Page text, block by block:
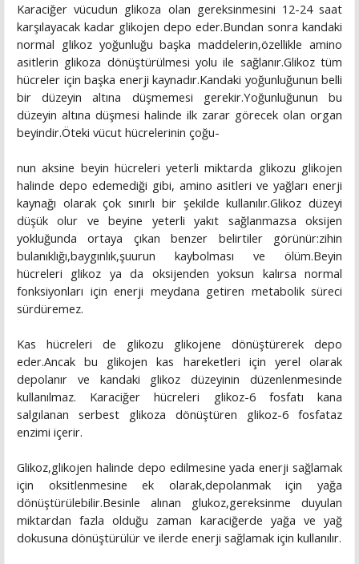
Karaciğer vücudun glikoza olan gereksinmesini 12-24 saat
karşılayacak kadar glikojen depo eder.Bundan sonra kandaki
normal glikoz yoğunluğu başka maddelerin,özellikle amino
asitlerin glikoza dönüştürülmesi yolu ile sağlanır.Glikoz tüm
hücreler için başka enerji kaynadır.Kandaki yoğunluğunun belli
bir düzeyin altına düşmemesi gerekir.Yoğunluğunun bu
düzeyin altına düşmesi halinde ilk zarar görecek olan organ
beyindir.Öteki vücut hücrelerinin çoğu-
nun aksine beyin hücreleri yeterli miktarda glikozu glikojen
halinde depo edemediği gibi, amino asitleri ve yağları enerji
kaynağı olarak çok sınırlı bir şekilde kullanılır.Glikoz düzeyi
düşük olur ve beyine yeterli yakıt sağlanmazsa oksijen
yokluğunda ortaya çıkan benzer belirtiler görünür:zihin
bulanıklığı,baygınlık,şuurun kaybolması ve ölüm.Beyin
hücreleri glikoz ya da oksijenden yoksun kalırsa normal
fonksiyonları için enerji meydana getiren metabolik süreci
sürdüremez.
Kas hücreleri de glikozu glikojene dönüştürerek depo
eder.Ancak bu glikojen kas hareketleri için yerel olarak
depolanır ve kandaki glikoz düzeyinin düzenlenmesinde
kullanılmaz. Karaciğer hücreleri glikoz-6 fosfatı kana
salgılanan serbest glikoza dönüştüren glikoz-6 fosfataz
enzimi içerir.
Glikoz,glikojen halinde depo edilmesine yada enerji sağlamak
için oksitlenmesine ek olarak,depolanmak için yağa
dönüştürülebilir.Besinle alınan glukoz,gereksinme duyulan
miktardan fazla olduğu zaman karaciğerde yağa ve yağ
dokusuna dönüştürülür ve ilerde enerji sağlamak için kullanılır.